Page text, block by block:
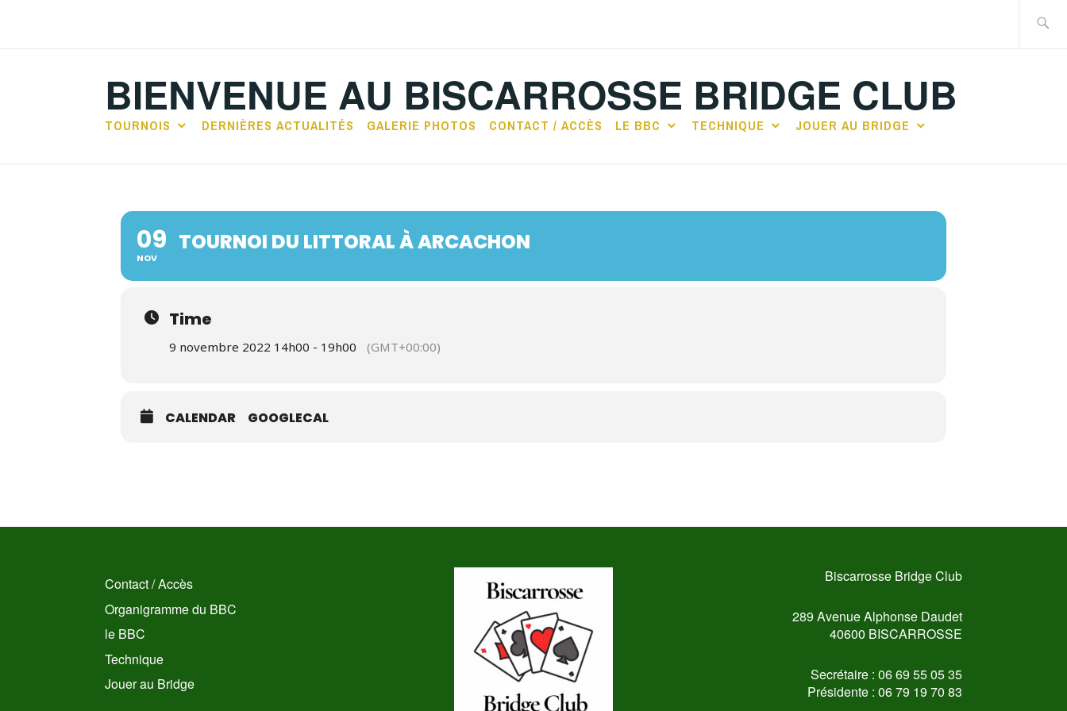
BIENVENUE AU BISCARROSSE BRIDGE CLUB
TOURNOIS DERNIÈRES ACTUALITÉS GALERIE PHOTOS CONTACT / ACCÈS LE BBC TECHNIQUE JOUER AU BRIDGE
09
NOV
TOURNOI DU LITTORAL À ARCACHON
Time
9 novembre 2022 14h00 - 19h00 (GMT+00:00)
CALENDAR GOOGLECAL
Contact / Accès
Organigramme du BBC
le BBC
Technique
Jouer au Bridge
Biscarrosse Bridge Club
289 Avenue Alphonse Daudet
40600 BISCARROSSE
Secrétaire : 06 69 55 05 35
Présidente : 06 79 19 70 83